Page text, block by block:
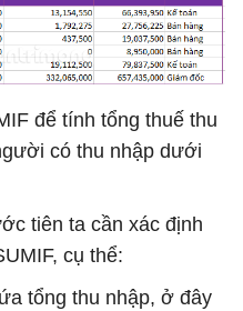
để tính tổng thuế thu
có thu nhập dưới
tiên ta cần xác định
cụ thể:
tổng thu nhập, ở đây